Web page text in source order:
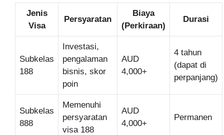
Jenis
Visa
Persyaratan
Biaya
(Perkiraan)
Durasi
Subkelas
188
Investasi,
pengalaman
bisnis, skor
poin
AUD
4,000+
4 tahun
(dapat di
perpanjang)
Subkelas
888
Memenuhi
persyaratan
visa 188
AUD
4,000+
Permanen